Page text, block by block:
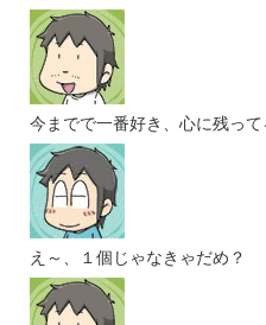
今までで一番好き、心に残って
え～、１個じゃなきゃだめ？